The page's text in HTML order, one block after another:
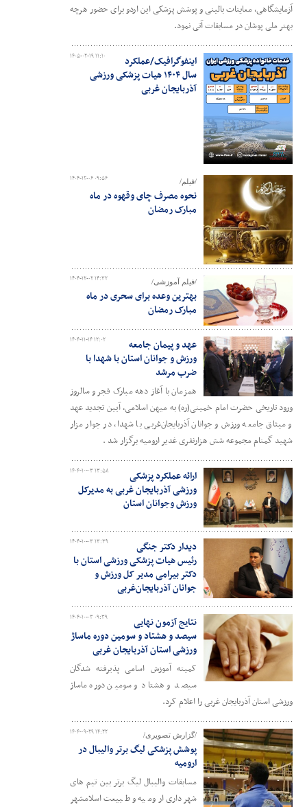
آزمایشگاهی، معاینات بالینی و پوشش پزشکی این اردو برای حضور هرچه
بهتر ملی پوشان در مسابقات آتی نمود.
۱۴۰۵-۰۲-۱۹ ۱۱:۱۰
اینفوگرافیک/عملکرد
سال ۱۴۰۴ هیات پزشکی ورزشی
آذربایجان غربی
۱۴۰۴-۱۲-۰۶ ۰۹:۵۶ /فیلم/
نحوه مصرف چای وقهوه در ماه
مبارک رمضان
۱۴۰۴-۱۲-۰۲ ۱۴:۳۲ /فیلم آموزشی/
بهترین وعده برای سحری در ماه
مبارک رمضان
۱۴۰۴-۱۱-۱۴ ۱۲:۰۲
عهد و پیمان جامعه
ورزش و جوانان استان با شهدا با
ضرب مرشد
همزمان با آغاز دهه مبارک فجر و سالروز
ورود تاریخی حضرت امام خمینی(ره) به میهن اسلامی، آیین تجدید عهد
و میثاق جامعه ورزش و جوانان آذربایجان‌غربی با شهدا، در جوار مزار
شهید گمنام مجموعه شش هزارنفری غدیر ارومیه برگزار شد .
۱۴۰۴-۱۰-۰۳ ۱۳:۵۸
ارائه عملکرد پزشکی
ورزشی آذربایجان غربی به مدیرکل
ورزش وجوانان استان
۱۴۰۴-۱۰-۰۳ ۱۳:۳۹
دیدار دکتر جنگی
رئیس هیات پزشکی ورزشی استان با
دکتر بیرامی مدیر کل ورزش و
جوانان آذربایجان‌غربی
۱۴۰۴-۱۰-۰۳ ۰۹:۳۹
نتایج آزمون نهایی
سیصد و هشتاد و سومین دوره ماساژ
ورزشی استان آذربایجان غربی
کمیته آموزش اسامی پذیرفته شدگان
سیصد و هشتاد و سومین دوره ماساژ
ورزشی استان آذربایجان غربی را اعلام کرد.
۱۴۰۴-۰۹-۲۹ ۱۴:۲۲ /گزارش تصویری/
پوشش پزشکی لیگ برتر والیبال در
ارومیه
مسابقات والیبال لیگ برتر بین تیم های
شهرداری ارومیه و طبیعت اسلامشهر